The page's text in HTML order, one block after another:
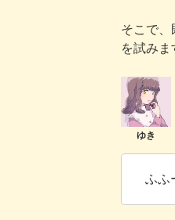
そこで、
を試みま
ふふ